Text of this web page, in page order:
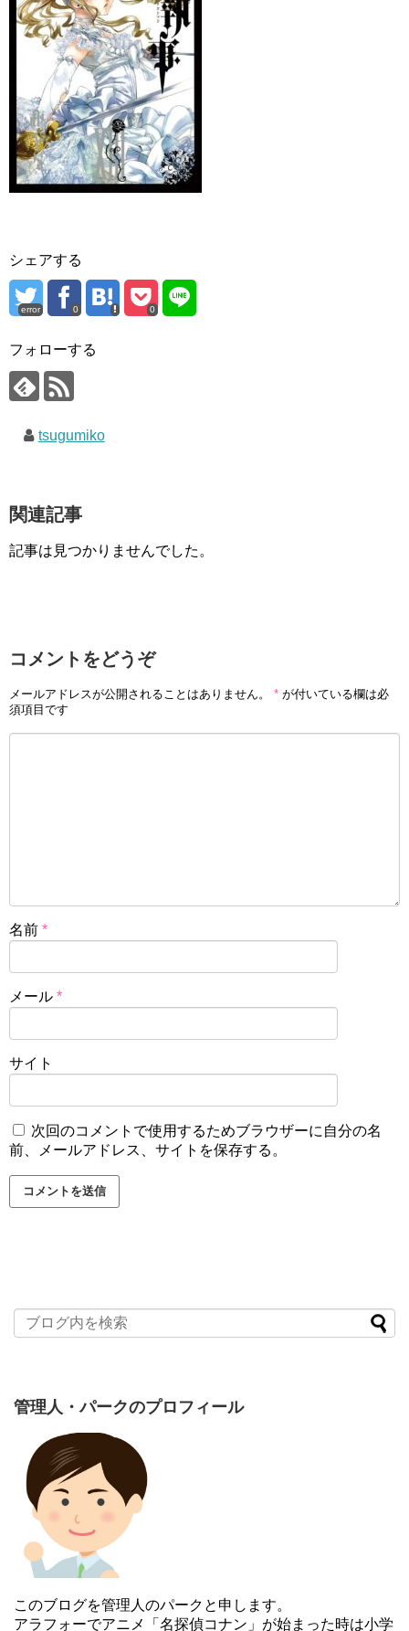
シェアする
error 0 0
フォローする
tsugumiko
関連記事
記事は見つかりませんでした。
コメントをどうぞ
メールアドレスが公開されることはありません。 * が付いている欄は必
須項目です
名前 *
メール *
サイト
次回のコメントで使用するためブラウザーに自分の名
前、メールアドレス、サイトを保存する。
管理人・パークのプロフィール
このブログを管理人のパークと申します。
アラフォーでアニメ「名探偵コナン」が始まった時は小学